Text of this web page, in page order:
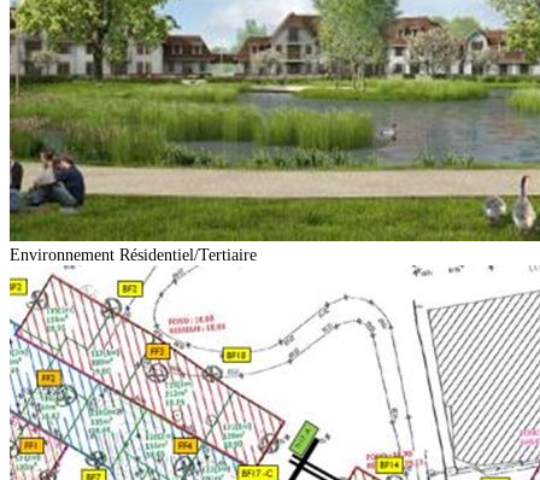
Environnement Résidentiel/Tertiaire